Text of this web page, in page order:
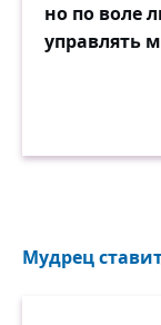
но по воле
управлять
Мудрец